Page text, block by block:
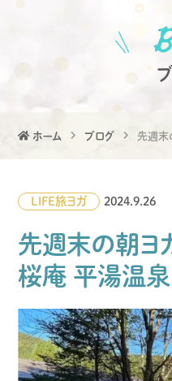
ホーム ブログ 先週末
LIFE旅ヨガ 2024.9.26
先週末の朝ヨ
桜庵 平湯温泉